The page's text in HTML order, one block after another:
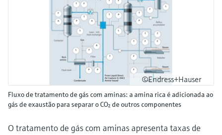
©Endress+Hauser
Fluxo de tratamento de gás com aminas: a amina rica é adicionada ao
gás de exaustão para separar o CO₂ de outros componentes
O tratamento de gás com aminas apresenta taxas de